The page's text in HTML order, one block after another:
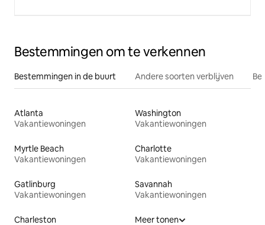
Bestemmingen om te verkennen
Bestemmingen in de buurt Andere soorten verblijven
Atlanta
Vakantiewoningen
Washington
Vakantiewoningen
Myrtle Beach
Vakantiewoningen
Charlotte
Vakantiewoningen
Gatlinburg
Vakantiewoningen
Savannah
Vakantiewoningen
Charleston
Meer tonen